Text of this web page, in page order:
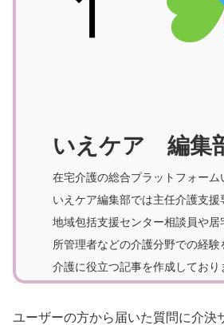
いえケア 編集
在宅介護の総合プラットフォーム
いえケア編集部では主任介護支援
地域包括支援センター相談員や居
所管理者などの介護分野での経験
介護に役立つ記事を作成しており
ユーザーの方から届いた質問に介決